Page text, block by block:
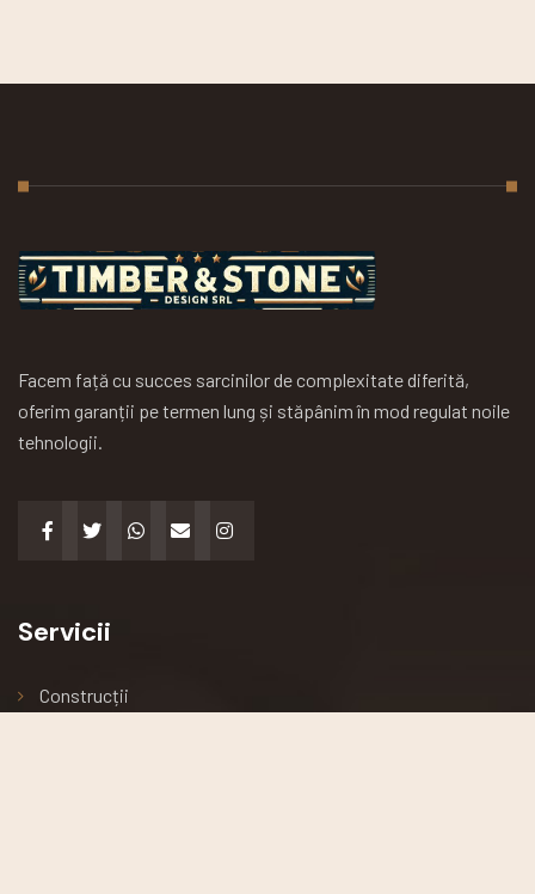
Facem față cu succes sarcinilor de complexitate diferită,
oferim garanții pe termen lung și stăpânim în mod regulat noile
tehnologii.
Servicii
Construcții